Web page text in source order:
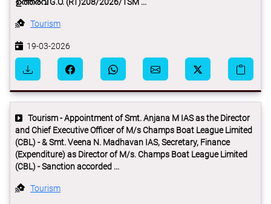
Tourism
19-03-2026
Tourism - Appointment of Smt. Anjana M IAS as the Director
and Chief Executive Officer of M/s Champs Boat League Limited
(CBL) - & Smt. Veena N. Madhavan IAS, Secretary, Finance
(Expenditure) as Director of M/s. Champs Boat League Limited
(CBL) - Sanction accorded ...
Tourism